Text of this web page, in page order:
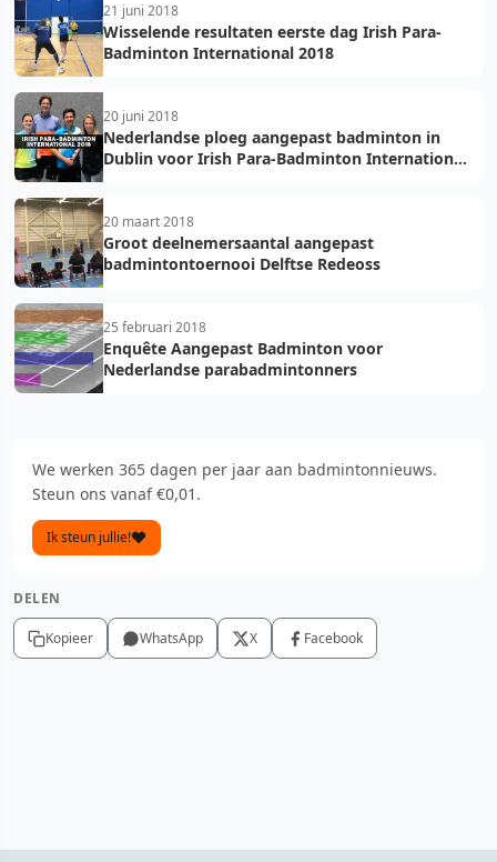
21 juni 2018
Wisselende resultaten eerste dag Irish Para-
Badminton International 2018
20 juni 2018
Nederlandse ploeg aangepast badminton in
Dublin voor Irish Para-Badminton International
20 maart 2018
Groot deelnemersaantal aangepast
badmintontoernooi Delftse Redeoss
25 februari 2018
Enquête Aangepast Badminton voor
Nederlandse parabadmintonners
We werken 365 dagen per jaar aan badmintonnieuws.
Steun ons vanaf €0,01.
Ik steun jullie!
DELEN
Kopieer WhatsApp X Facebook